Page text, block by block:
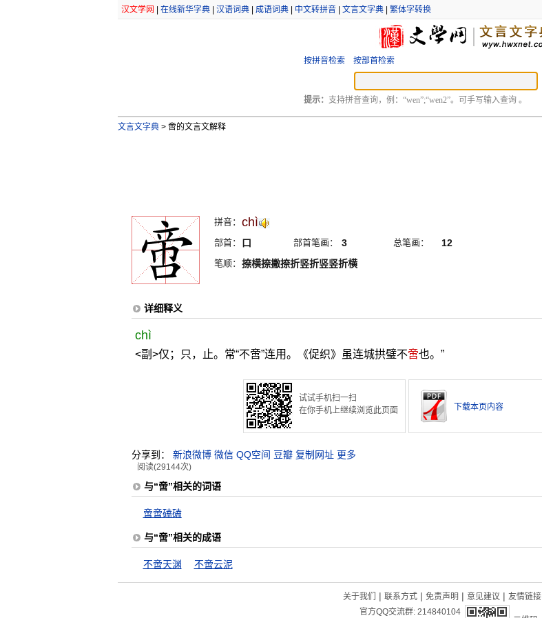
汉文学网 在线新华字典| 汉语词典| 成语词典| 中文转拼音| 文言文字典| 繁体字转换
按拼音检索 按部首检索
提示： 支持拼音查询，例：“wen”;“wen2”。可手写输入查询 。
文言文字典 >啻的文言文解释
拼音： chì
部首： 口 部首笔画： 3 总笔画： 12
笔顺： 捺横捺撇捺折竖折竖竖折横
详细释义
chì
<副>仅；只，止。常“不啻”连用。《促织》虽连城拱璧不啻也。”
试试手机扫一扫
在你手机上继续浏览此页面
下载本页内容
分享到： 新浪微博 微信 QQ空间 豆瓣 复制网址 更多
阅读(29144次)
与“啻”相关的词语
啻啻磕磕
与“啻”相关的成语
不啻天渊 不啻云泥
关于我们 | 联系方式 | 免责声明 | 意见建议 | 友情链接
官方QQ交流群: 214840104